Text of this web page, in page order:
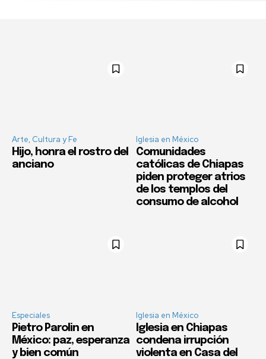
Arte, Cultura y Fe
Hijo, honra el rostro del
anciano
Iglesia en México
Comunidades
católicas de Chiapas
piden proteger atrios
de los templos del
consumo de alcohol
Especiales
Pietro Parolin en
México: paz, esperanza
y bien común
Iglesia en México
Iglesia en Chiapas
condena irrupción
violenta en Casa del